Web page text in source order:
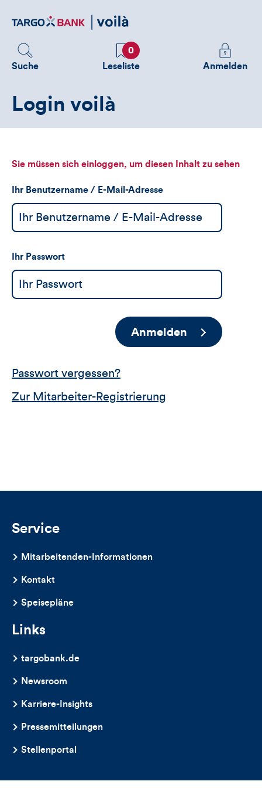
zum
Suche
Favoriten
0
Leseliste
Melden
Sie
sehen
Anmelden
Login voilà
Sie müssen sich einloggen, um diesen Inhalt zu sehen
Ihr Benutzername / E-Mail-Adresse
Ihr Passwort
Anmelden
Passwort vergessen?
Zur Mitarbeiter-Registrierung
Service
Mitarbeitenden-Informationen
Kontakt
Speisepläne
Links
targobank.de
Newsroom
Karriere-Insights
Pressemitteilungen
Stellenportal